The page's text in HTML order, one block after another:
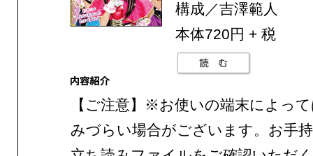
構成／吉澤範人
本体720円 + 税
【ご注意】※お使いの端末によっ
みづらい場合がございます。お手